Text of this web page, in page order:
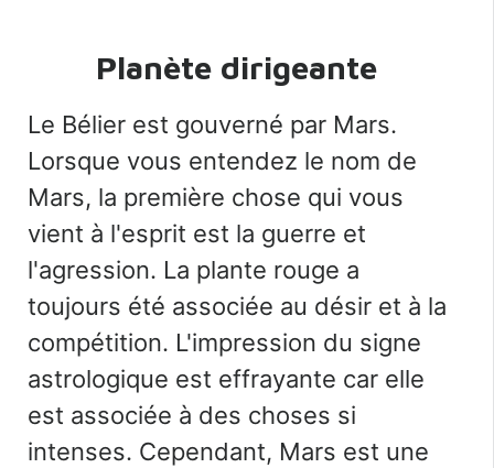
Planète dirigeante
Le Bélier est gouverné par Mars.
Lorsque vous entendez le nom de
Mars, la première chose qui vous
vient à l'esprit est la guerre et
l'agression. La plante rouge a
toujours été associée au désir et à la
compétition. L'impression du signe
astrologique est effrayante car elle
est associée à des choses si
intenses. Cependant, Mars est une